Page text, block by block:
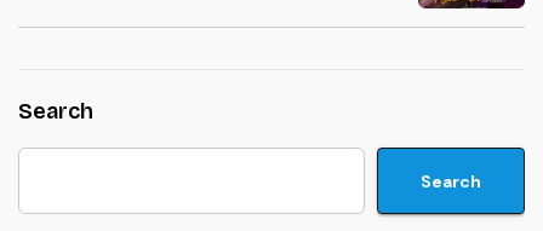
Search
Search